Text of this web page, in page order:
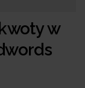
w